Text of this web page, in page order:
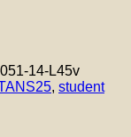
14-L45v
, student